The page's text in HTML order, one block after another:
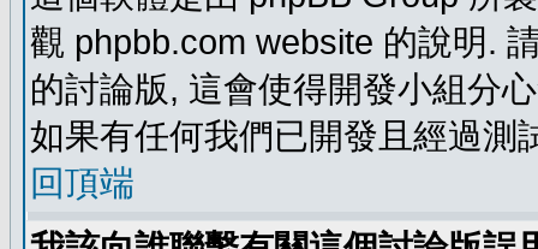
觀 phpbb.com website 的說明.
的討論版, 這會使得開發小組分
如果有任何我們已開發且經過測
回頂端